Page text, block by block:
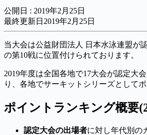
公開日 : 2019年2月25日
最終更新日2019年2月25日
当大会は公益財団法人 日本水泳連盟が
の第10戦に位置付けられております。
2019年度は全国各地で17大会が認定大
り、各地でサーキットシリーズとして
ポイントランキング概要
認定大会の出場者に対し年代別の